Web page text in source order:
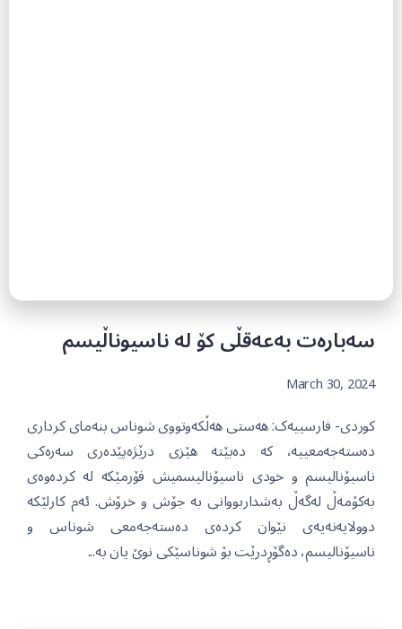
سەبارەت بەعەقڵی کۆ لە ناسیوناڵیسم
March 30, 2024
کوردی- فارسییەک: هەستی هەڵکەوتووی شوناس بنەمای کرداری
دەستەجەمعییە، کە دەبێتە هێزی درێژەپێدەری سەرەکی
ناسیۆنالیسم و خودی ناسیۆنالیسمیش فۆرمێکە لە کردەوەی
بەکۆمەڵ لەگەڵ بەشداربووانی بە جۆش و خرۆش. ئەم کارلێکە
دوولایەنەیەی نێوان کردەی دەستەجەمعی شوناس و
ناسیۆنالیسم، دەگۆڕدرێت بۆ شوناسێکی نوێ یان بە...